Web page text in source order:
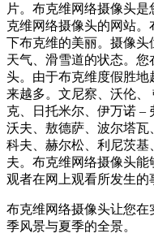
片。布克维网络摄像头
克维网络摄像头的网站
下布克维的美丽。摄像
天气、滑雪道的状态。
头。由于布克维度假胜
来越多。文尼察、沃伦
克、日托米尔、伊万诺 –
沃夫、敖德萨、波尔塔
科夫、赫尔松、利尼茨
夫。布克维网络摄像头
观者在网上观看所发生的
布克维网络摄像头让您
季风景与夏季的全景。